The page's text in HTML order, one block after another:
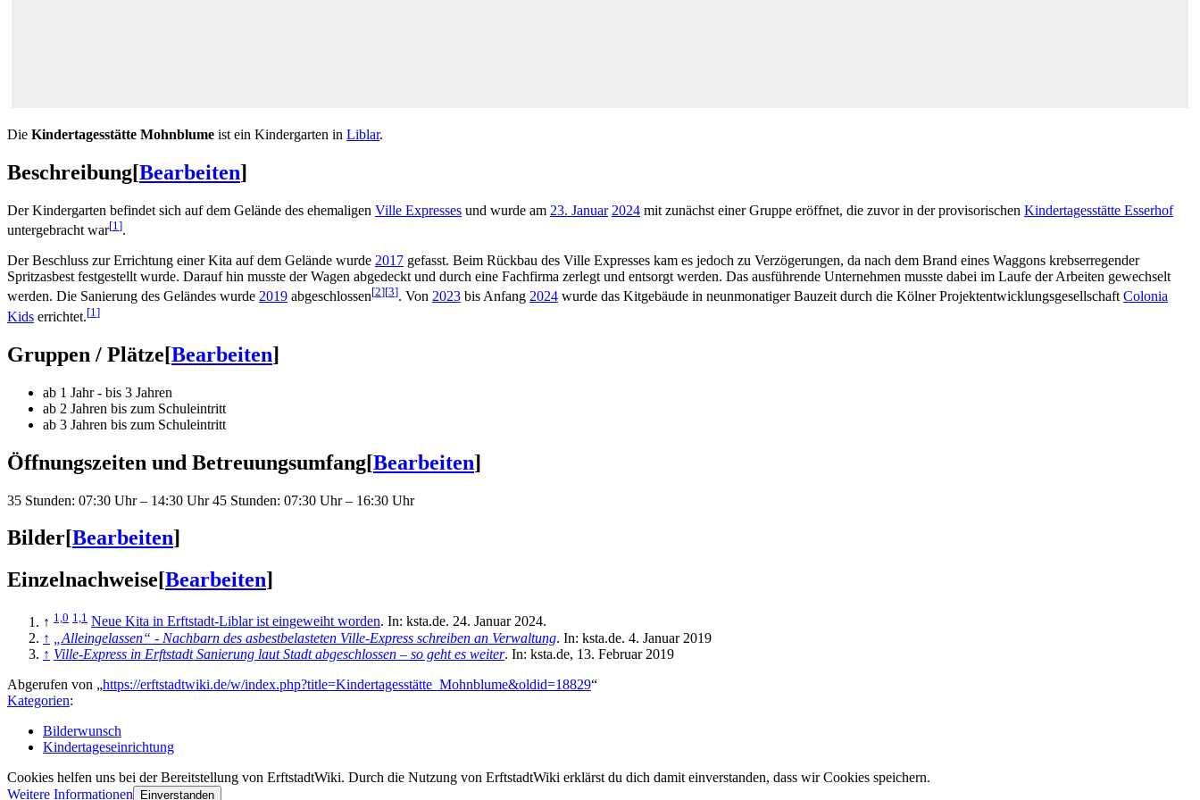
Die Kindertagesstätte Mohnblume ist ein Kindergarten in Liblar.
Beschreibung[Bearbeiten]
Der Kindergarten befindet sich auf dem Gelände des ehemaligen Ville Expresses und wurde am 23. Januar 2024 mit zunächst einer Gruppe eröffnet, die zuvor in der provisorischen Kindertagesstätte Esserhof
untergebracht war[1 ].
Der Beschluss zur Errichtung einer Kita auf dem Gelände wurde 2017 gefasst. Beim Rückbau des Ville Expresses kam es jedoch zu Verzögerungen, da nach dem Brand eines Waggons krebserregender
Spritzasbest festgestellt wurde. Darauf hin musste der Wagen abgedeckt und durch eine Fachfirma zerlegt und entsorgt werden. Das ausführende Unternehmen musste dabei im Laufe der Arbeiten gewechselt
werden. Die Sanierung des Geländes wurde 2019 abgeschlossen[2][3]. Von 2023 bis Anfang 2024 wurde das Kitgebäude in neunmonatiger Bauzeit durch die Kölner ProjektentwicklungsgesellschaftColonia
Kids errichtet.[1 ]
Gruppen / Plätze[Bearbeiten]
ab 1 Jahr - bis 3 Jahren
ab 2 Jahren bis zum Schuleintritt
ab 3 Jahren bis zum Schuleintritt
Öffnungszeiten und Betreuungsumfang[Bearbeiten]
35 Stunden: 07:30 Uhr – 14:30 Uhr 45 Stunden: 07:30 Uhr – 16:30 Uhr
Bilder[Bearbeiten]
Einzelnachweise[Bearbeiten]
↑ 1,0 1,1 Neue Kita in Erftstadt-Liblar ist eingeweiht worden. In: ksta.de. 24. Januar 2024.
↑
„Alleingelassen“ - Nachbarn des asbestbelasteten Ville-Express schreiben an Verwaltung. In: ksta.de. 4. Januar 2019
↑ Ville-Express in Erftstadt Sanierung laut Stadt abgeschlossen – so geht es weiter. In: ksta.de, 13. Februar 2019
Abgerufen von „https://erftstadtwiki.de/w/index.php?title=Kindertagesstätte_Mohnblume&oldid=18829“
Kategorien:
Bilderwunsch
Kindertageseinrichtung
Cookies helfen uns bei der Bereitstellung von ErftstadtWiki. Durch die Nutzung von ErftstadtWiki erklärst du dich damit einverstanden, dass wir Cookies speichern.
Weitere Informationen
Einverstanden